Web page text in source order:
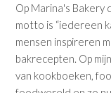
Op Marina's Bakery
motto is “iedereen
mensen inspireren
bakrecepten. Op
van kookboeken,